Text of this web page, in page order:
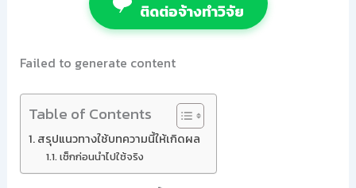
ติดต่อจ้างทำวิจัย
Failed to generate content
Table of Contents
สรุปแนวทางใช้บทความนี้ให้เกิดผล
เช็กก่อนนำไปใช้จริง